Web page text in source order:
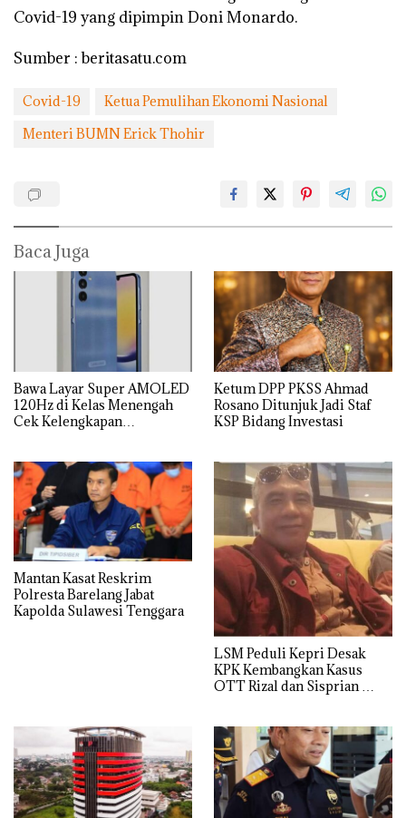
Covid-19 yang dipimpin Doni Monardo.
Sumber : beritasatu.com
Covid-19
Ketua Pemulihan Ekonomi Nasional
Menteri BUMN Erick Thohir
Baca Juga
Bawa Layar Super AMOLED
120Hz di Kelas Menengah
Cek Kelengkapan
Ketum DPP PKSS Ahmad
Rosano Ditunjuk Jadi Staf
KSP Bidang Investasi
Mantan Kasat Reskrim
Polresta Barelang Jabat
Kapolda Sulawesi Tenggara
LSM Peduli Kepri Desak
KPK Kembangkan Kasus
OTT Rizal dan Sisprian